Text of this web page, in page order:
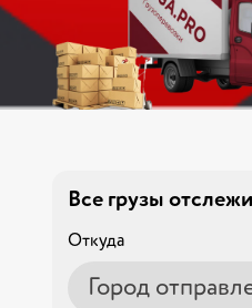
Все грузы
Откуда